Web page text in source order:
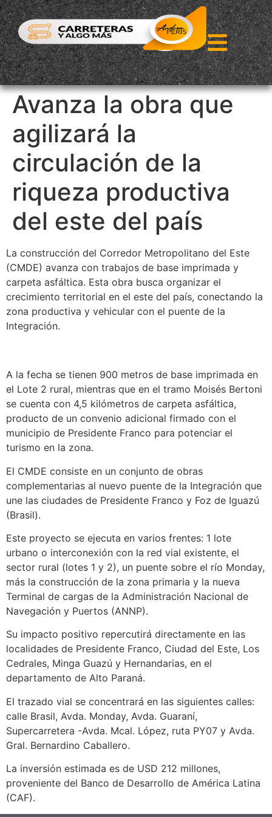
Avanza la obra que
agilizará la
circulación de la
riqueza productiva
del este del país
La construcción del Corredor Metropolitano del Este
(CMDE) avanza con trabajos de base imprimada y
carpeta asfáltica. Esta obra busca organizar el
crecimiento territorial en el este del país, conectando la
zona productiva y vehicular con el puente de la
Integración.
A la fecha se tienen 900 metros de base imprimada en
el Lote 2 rural, mientras que en el tramo Moisés Bertoni
se cuenta con 4,5 kilómetros de carpeta asfáltica,
producto de un convenio adicional firmado con el
municipio de Presidente Franco para potenciar el
turismo en la zona.
El CMDE consiste en un conjunto de obras
complementarias al nuevo puente de la Integración que
une las ciudades de Presidente Franco y Foz de Iguazú
(Brasil).
Este proyecto se ejecuta en varios frentes: 1 lote
urbano o interconexión con la red vial existente, el
sector rural (lotes 1 y 2), un puente sobre el río Monday,
más la construcción de la zona primaria y la nueva
Terminal de cargas de la Administración Nacional de
Navegación y Puertos (ANNP).
Su impacto positivo repercutirá directamente en las
localidades de Presidente Franco, Ciudad del Este, Los
Cedrales, Minga Guazú y Hernandarias, en el
departamento de Alto Paraná.
El trazado vial se concentrará en las siguientes calles:
calle Brasil, Avda. Monday, Avda. Guaraní,
Supercarretera -Avda. Mcal. López, ruta PY07 y Avda.
Gral. Bernardino Caballero.
La inversión estimada es de USD 212 millones,
proveniente del Banco de Desarrollo de América Latina
(CAF).